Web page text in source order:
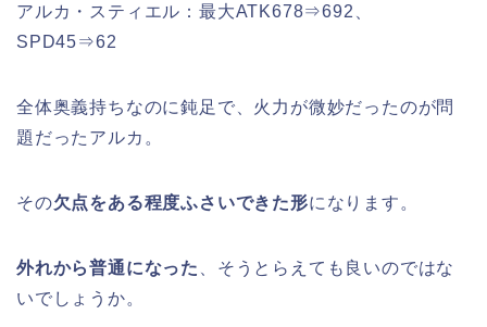
アルカ・スティエル：最大ATK678⇒692、
SPD45⇒62
全体奥義持ちなのに鈍足で、火力が微妙だったのが問
題だったアルカ。
その欠点をある程度ふさいできた形になります。
外れから普通になった
、そうとらえても良いのではな
いでしょうか。